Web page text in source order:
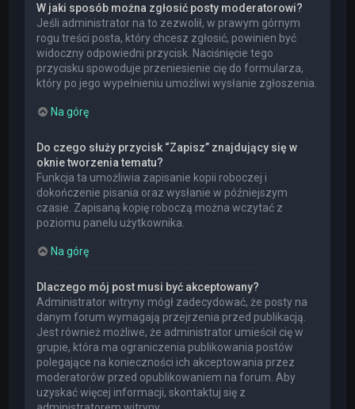
W jaki sposób można zgłosić posty moderatorowi?
Jeśli administrator na to zezwolił, w prawym górnym
rogu treści posta, który chcesz zgłosić, powinien być
widoczny odpowiedni przycisk. Naciśnięcie tego
przycisku spowoduje przeniesienie cię do formularza,
który po jego wypełnieniu umożliwi wysłanie zgłoszenia.
Na górę
Do czego służy przycisk “Zapisz” znajdujący się w
oknie tworzenia tematu?
Funkcja ta umożliwia zapisanie kopii roboczej i
dokończenie pisania oraz wysłanie w późniejszym
czasie. Zapisaną kopię roboczą można wczytać z
poziomu panelu użytkownika.
Na górę
Dlaczego mój post musi być akceptowany?
Administrator witryny mógł zadecydować, że posty na
danym forum wymagają przejrzenia przed publikacją.
Jest również możliwe, że administrator umieścił cię w
grupie, która ma ograniczenia publikowania postów
polegające na konieczności ich akceptowania przez
moderatorów przed opublikowaniem na forum. Aby
uzyskać więcej informacji, skontaktuj się z